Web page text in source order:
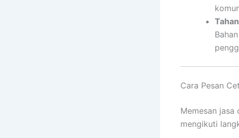
Cara Pesan
Memesan jasa
mengikuti